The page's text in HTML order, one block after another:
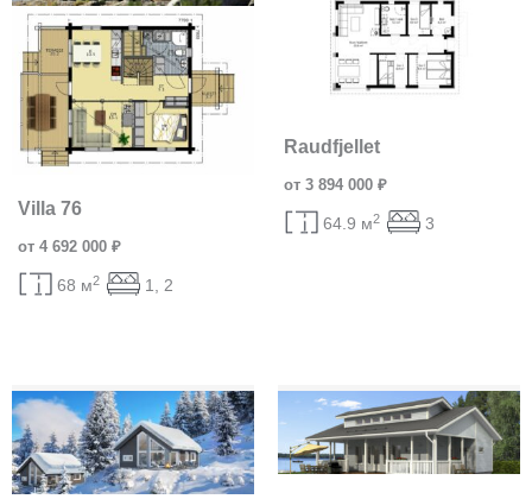
Villa 76
от 4 692 000 ₽
68 м2 1, 2
Raudfjellet
от 3 894 000 ₽
64.9 м2 3